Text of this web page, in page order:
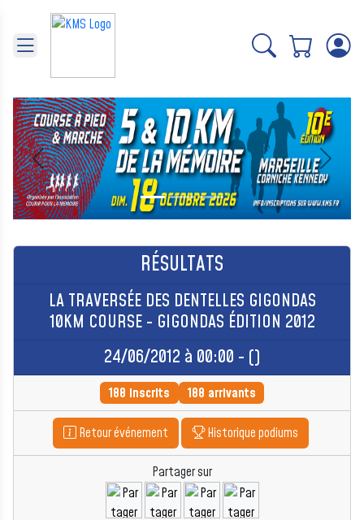
Précédent Suivant
RÉSULTATS
LA TRAVERSÉE DES DENTELLES GIGONDAS
10KM COURSE - GIGONDAS ÉDITION 2012
24/06/2012 à 00:00 - ()
188 inscrits 188 arrivants
Retour événement Historique podiums
Partager sur
Panneau de gestion des cookies